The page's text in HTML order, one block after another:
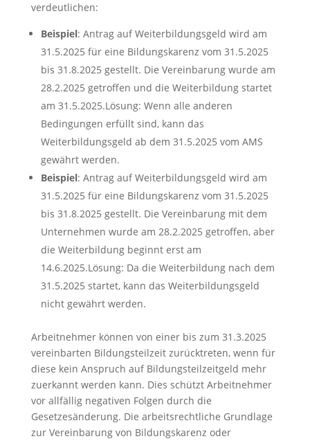
verdeutlichen:
Beispiel: Antrag auf Weiterbildungsgeld wird am
31.5.2025 für eine Bildungskarenz vom 31.5.2025
bis 31.8.2025 gestellt. Die Vereinbarung wurde am
28.2.2025 getroffen und die Weiterbildung startet
am 31.5.2025.Lösung: Wenn alle anderen
Bedingungen erfüllt sind, kann das
Weiterbildungsgeld ab dem 31.5.2025 vom AMS
gewährt werden.
Beispiel: Antrag auf Weiterbildungsgeld wird am
31.5.2025 für eine Bildungskarenz vom 31.5.2025
bis 31.8.2025 gestellt. Die Vereinbarung mit dem
Unternehmen wurde am 28.2.2025 getroffen, aber
die Weiterbildung beginnt erst am
14.6.2025.Lösung: Da die Weiterbildung nach dem
31.5.2025 startet, kann das Weiterbildungsgeld
nicht gewährt werden.
Arbeitnehmer können von einer bis zum 31.3.2025
vereinbarten Bildungsteilzeit zurücktreten, wenn für
diese kein Anspruch auf Bildungsteilzeitgeld mehr
zuerkannt werden kann. Dies schützt Arbeitnehmer
vor allfällig negativen Folgen durch die
Gesetzesänderung. Die arbeitsrechtliche Grundlage
zur Vereinbarung von Bildungskarenz oder